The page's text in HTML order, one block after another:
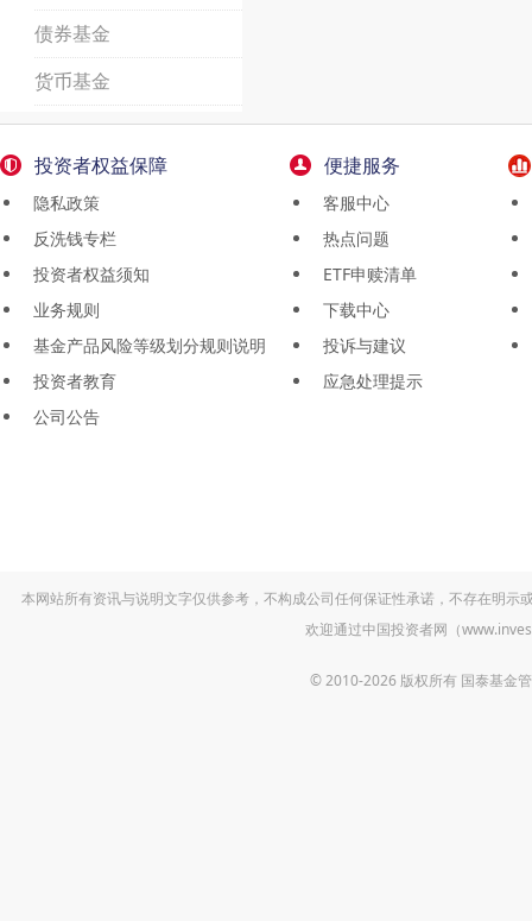
债券基金
货币基金
投资者权益保障
隐私政策
反洗钱专栏
投资者权益须知
业务规则
基金产品风险等级划分规则说明
投资者教育
公司公告
便捷服务
客服中心
热点问题
ETF申赎清单
下载中心
投诉与建议
应急处理提示
本网站所有资讯与说明文字仅供参考，不构成公司任何保证性承诺，不存在明
欢迎通过中国投资者网（
© 2010-2026 版权所有 国泰基金